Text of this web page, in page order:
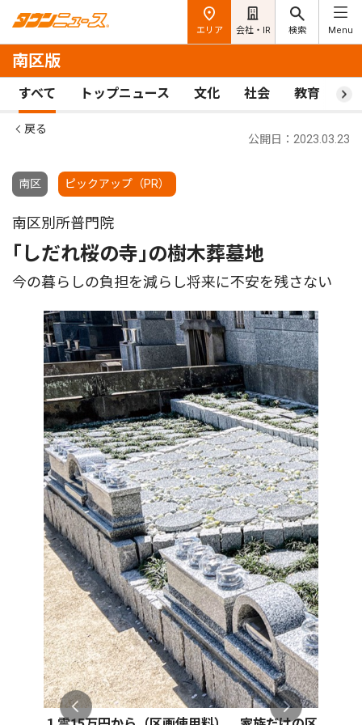
エリア 会社・IR 検索 Menu
南区版
すべて トップニュース 文化 社会 教育 ス
戻る
南区 ピックアップ（PR）
公開日：2023.03.23
南区別所普門院
｢しだれ桜の寺｣の樹木葬墓地
今の暮らしの負担を減らし将来に不安を残さない